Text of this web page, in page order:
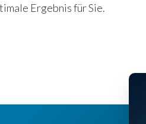
Ergebnis für Sie.